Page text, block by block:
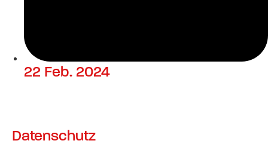
22 Feb. 2024
Datenschutz